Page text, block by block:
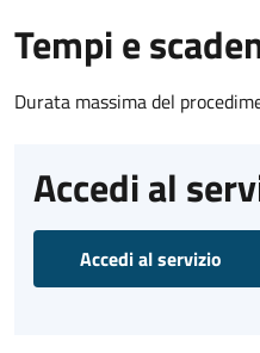
Tempi e
Durata massima del
Accedi al
Accedi al servizio